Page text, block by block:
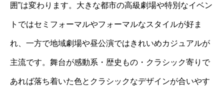
囲”は変わります。大きな都市の高級劇場や特別なイベン
トではセミフォーマルやフォーマルなスタイルが好ま
れ、一方で地域劇場や昼公演ではきれいめカジュアルが
主流です。舞台が感動系・歴史もの・クラシック寄りで
あれば落ち着いた色とクラシックなデザインが合いやす